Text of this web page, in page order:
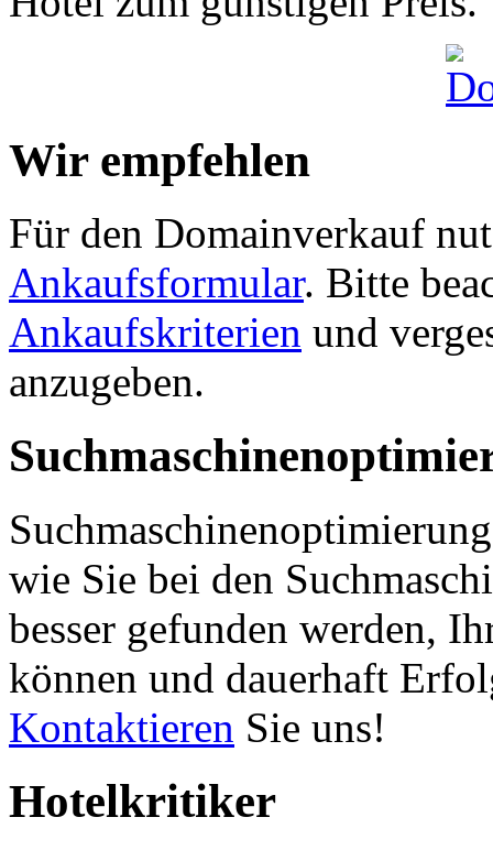
Wir empfehlen
Für den Domainverkauf
Ankaufsformular. Bitte
Ankaufskriterien und
anzugeben.
wie Sie bei den
besser gefunden werden,
können und dauerhaft
Kontaktieren Sie uns!
Hotelkritiker